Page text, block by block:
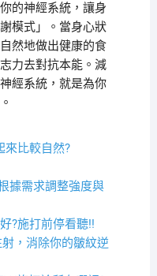
的神經系統，讓身
模式」。當身心狀
然地做出健康的食
力去對抗本能。減
經系統，就是為你
來比較自然?
據需求調整強度與
?施打前停看聽!!
，消除你的皺紋逆